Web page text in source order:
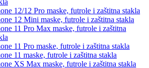
12/12 Pro maske, futrole i zaštitna stakla
12 Mini maske, futrole i zaštitna stakla
11 Pro Max maske, futrole i zaštitna
11 Pro maske, futrole i zaštitna stakla
11 maske, futrole i zaštitna stakla
XS Max maske, futrole i zaštitna stakla